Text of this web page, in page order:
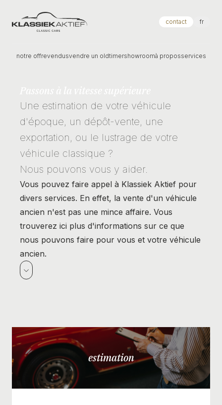
Klassiek Aktief contact fr
notre offrevendusvendre un oldtimershowroomà proposservices
Une estimation de votre véhicule
d'époque, un dépôt-vente, une
exportation, ou le lustrage de votre
véhicule classique ?
Nous pouvons vous y aider.
Vous pouvez faire appel à Klassiek Aktief pour
divers services. En effet, la vente d'un véhicule
ancien n'est pas une mince affaire. Vous
trouverez ici plus d'informations sur ce que
nous pouvons faire pour vous et votre véhicule
ancien.
estimation